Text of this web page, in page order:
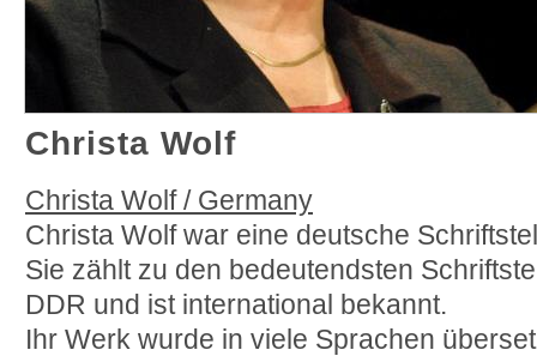
Christa Wolf
Christa Wolf / Germany
Christa Wolf war eine deutsche
Sie zählt zu den bedeutendsten
DDR und ist international bekannt.
Ihr Werk wurde in viele Sprachen